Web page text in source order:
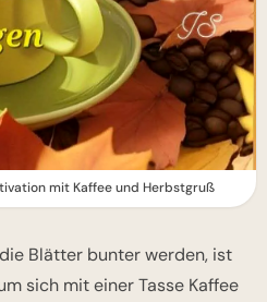
mit Kaffee und Herbstgruß
Blätter bunter werden, ist
sich mit einer Tasse Kaffee